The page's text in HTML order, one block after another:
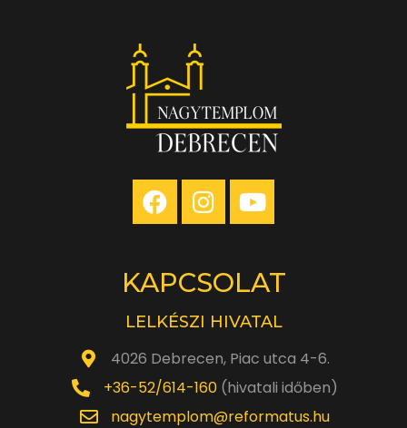
KAPCSOLAT
LELKÉSZI HIVATAL
4026 Debrecen, Piac utca 4-6.
+36-52/614-160(hivatali időben)
nagytemplom@reformatus.hu